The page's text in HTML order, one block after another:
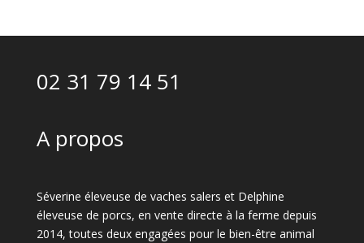
02 31 79 14 51
A propos
Séverine éleveuse de vaches salers et Delphine
éleveuse de porcs, en vente directe à la ferme depuis
2014, toutes deux engagées pour le bien-être animal